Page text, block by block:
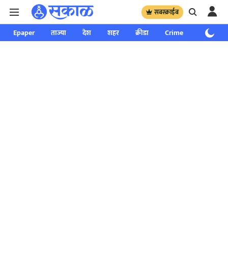
सबस्क्राईब
Epaper ताज्या देश शहर क्रीडा Crime साप्ताहिक